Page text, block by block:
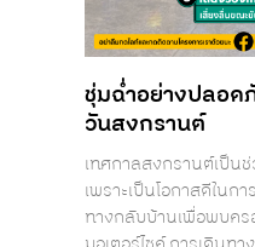
ชุ่มฉ่ำอย่างปลอด
วันสงกรานต์
เทศกาลสงกรานต์เป็น
เพราะเป็นโอกาสดีในก
ทางกลับบ้านเพื่อพบค